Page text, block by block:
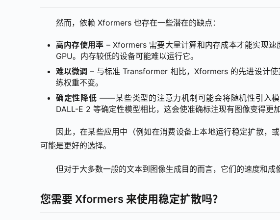
然而，依赖 Xformers 也存在一些潜在的缺点：
高内存使用率 – Xformers 需要大量计算和内存成本才能实现
GPU。内存较低的设备可能难以运行它。
难以微调 – 与标准 Transformer 相比，Xformers 的先进设计
练权重不变。
确定性降低 ——某些类型的注意力机制可能会将随机性引入
DALL-E 2 等确定性模型相比，这会使准确标注现有图像变得更加
因此，在某些应用中（例如在消费设备上本地运行稳定扩散，
可能是更好的选择。
但对于大多数一般的文本到图像生成目的而言，它们的速度和成
您需要 Xformers 来使用稳定扩散吗？